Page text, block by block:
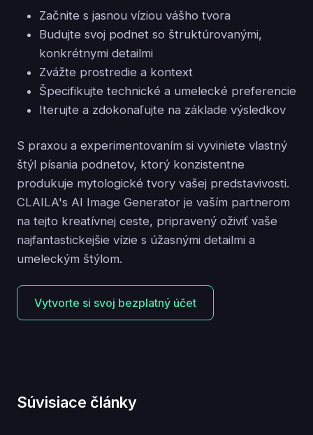
Začnite s jasnou víziou vášho tvora
Budujte svoj podnet so štruktúrovanými,
konkrétnymi detailmi
Zvážte prostredie a kontext
Špecifikujte technické a umelecké preferencie
Iterujte a zdokonaľujte na základe výsledkov
S praxou a experimentovaním si vyviniete vlastný
štýl písania podnetov, ktorý konzistentne
produkuje mytologické tvory vašej predstavivosti.
CLAILA's AI Image Generator je vaším partnerom
na tejto kreatívnej ceste, pripravený oživiť vaše
najfantastickejšie vízie s úžasnými detailmi a
umeleckým štýlom.
Vytvorte si svoj bezplatný účet
Súvisiace články